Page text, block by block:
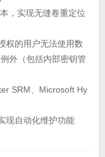
，实现无缝卷重定位
权的用户无法使用数
外（包括内部密钥管
SRM、Microsoft Hy
现自动化维护功能